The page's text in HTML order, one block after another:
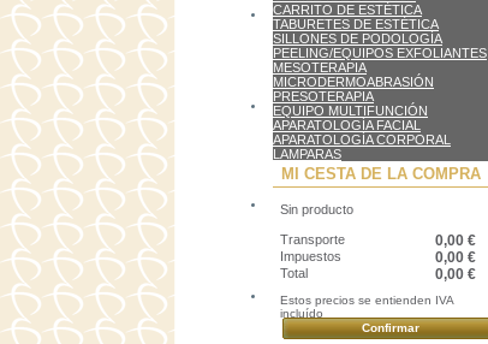
CARRITO DE ESTÉTICA
TABURETES DE ESTÉTICA
SILLONES DE PODOLOGÍA
PEELING/EQUIPOS EXFOLIANTES
MESOTERAPIA
MICRODERMOABRASIÓN
PRESOTERAPIA
EQUIPO MULTIFUNCIÓN
APARATOLOGÍA FACIAL
APARATOLOGÍA CORPORAL
LAMPARAS
MI CESTA DE LA COMPRA
Sin producto
Transporte 0,00 €
Impuestos 0,00 €
Total 0,00 €
Estos precios se entienden IVA
incluído
Confirmar